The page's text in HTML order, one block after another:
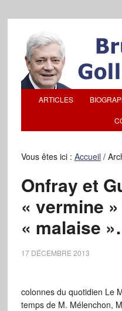
ARTICLES
Vous êtes ici : Accueil /
Onfray et
« vermine
« malaise
17 DÉCEMBRE 2013
colonnes du quotidien Le
temps de M. Mélenchon,